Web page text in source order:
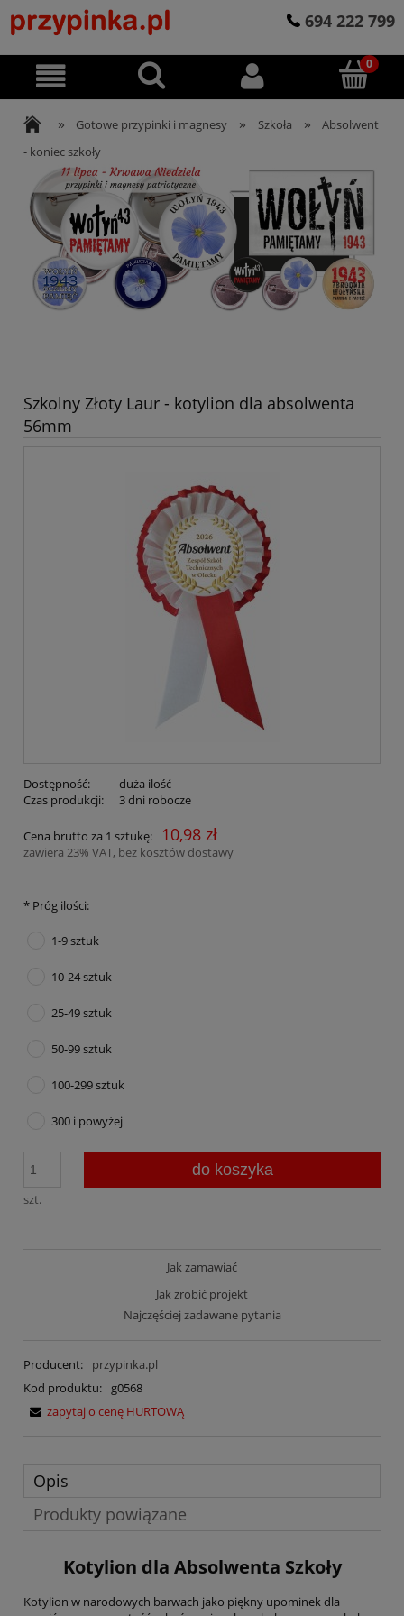
694 222 799
» Gotowe przypinki i magnesy » Szkoła »
Absolwent
- koniec szkoły
Szkolny Złoty Laur - kotylion dla absolwenta
56mm
Dostępność:
duża ilość
Czas produkcji:
3 dni robocze
Cena brutto za 1 sztukę: 10,98 zł
zawiera 23% VAT, bez kosztów dostawy
* Próg ilości:
1-9 sztuk
10-24 sztuk
25-49 sztuk
50-99 sztuk
100-299 sztuk
300 i powyżej
szt.
do koszyka
Jak zamawiać
Jak zrobić projekt
Najczęściej zadawane pytania
Producent:
przypinka.pl
Kod produktu:
g0568
zapytaj o cenę HURTOWĄ
Opis
Produkty powiązane
Kotylion dla Absolwenta Szkoły
Kotylion w narodowych barwach jako piękny upominek dla